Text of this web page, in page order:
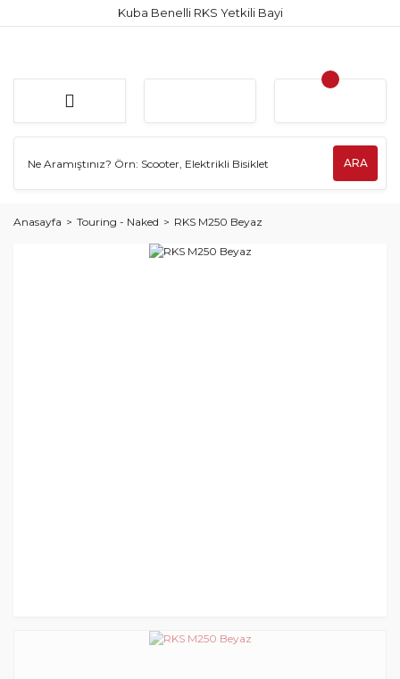
Kuba Benelli RKS Yetkili Bayi
ARA
Anasayfa Touring - Naked RKS M250 Beyaz